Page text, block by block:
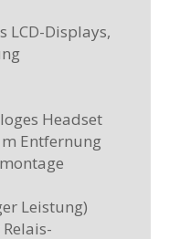
LCD-Displays,
Headset
Entfernung
Leistung)